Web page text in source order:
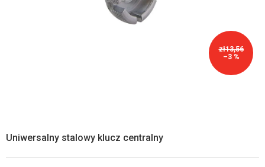
zł13,56
–3 %
Uniwersalny stalowy klucz centralny